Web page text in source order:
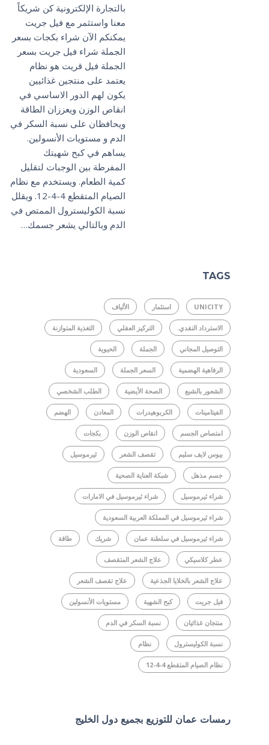
بالتجارة الإلكترونية كن شريكاً
معنا واستثمر مع فيل جريت
يمكنكم الآن شراء بكجات بسعر
الجملة شراء فيل جريت بسعر
الجملة فيل قريت هو نظام
يعتمد على منتجين غذائيين
يكون لهم الدور الاساسي في
انقاص الوزن ويعززان الطاقة
ويحافظان على نسبة السكر في
الدم و مستويات الأنسولين.
يساهم في كبح شهيتك
المفرطة بين الوجبات لتقليل
كمية الطعام. ويستخدم مع نظام
الصيام المتقطع 4-4-12. ويقلل
نسبة الكوليسترول الممتص في
الدم وبالتالي يشعر جسمك…
TAGS
UNICITY استثمار الألياف
الاسترداد النقدي. التركيز العقلي التغذية المتوازنة
التوصيل المجاني الجملة الحيوية
الرفاهية الهضمية السعر الجملة السعودية
الشعور بالشبع الصحة الأيضية الطلب الشخصي
الفيتامينات الكربوهيدرات المعادن الهضم
امتصاص الجسم انقاص الوزن بكجات
بيوس لايف سليم تقصف الشعر ثيرموسيل
جسم مذهل شبكة العناية الصحية
شراء ثيرموسيل شراء ثيرموسيل في الامارات
شراء ثيرموسيل في المملكة العربية السعودية
شراء ثيرموسيل في سلطنة عمان شريك طاقة
عطر كلاسيكي علاج الشعر المتقصف
علاج الشعر بالخلايا الجذعية علاج تقصف الشعر
فيل جريت كبح الشهية مستويات الأنسولين
منتجان غذائيان نسبة السكر في الدم
نسبة الكوليسترول نظام
نظام الصيام المتقطع 4-4-12
رمسات عمان للتوزيع بجميع دول الخليج